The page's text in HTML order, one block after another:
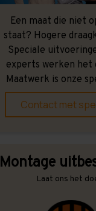
Een maat die niet
staat? Hogere
Speciale
experts werken het
Maatwerk is onze
Contact met
Montage
Laat ons het